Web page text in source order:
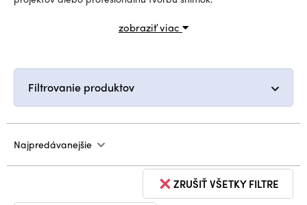
zobraziť viac
Filtrovanie produktov
Najpredávanejšie
ZRUŠIŤ VŠETKY FILTRE